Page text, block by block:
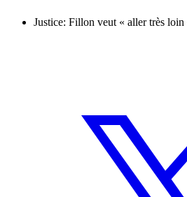
Justice: Fillon veut « aller très loin